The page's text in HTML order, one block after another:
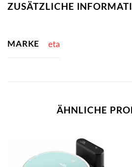
ZUSÄTZLICHE
MARKE eta
ÄHNLICHE